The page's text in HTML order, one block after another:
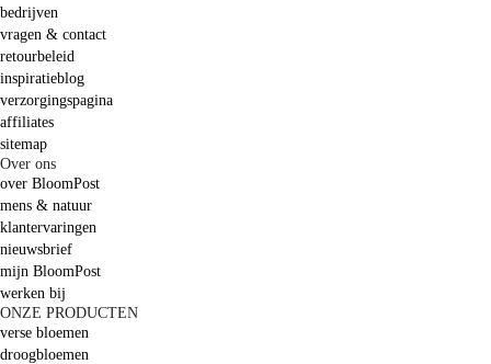
bedrijven
vragen & contact
retourbeleid
inspiratieblog
verzorgingspagina
affiliates
sitemap
Over ons
over BloomPost
mens & natuur
klantervaringen
nieuwsbrief
mijn BloomPost
werken bij
ONZE PRODUCTEN
verse bloemen
droogbloemen